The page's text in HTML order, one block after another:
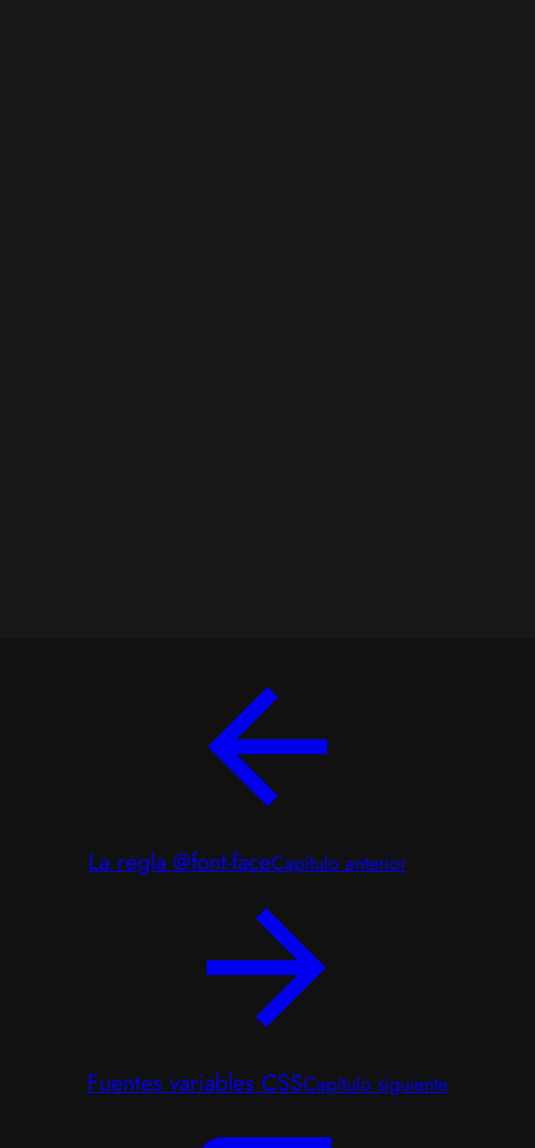
La regla @font-faceCapítulo anterior
Fuentes variables CSSCapítulo siguiente